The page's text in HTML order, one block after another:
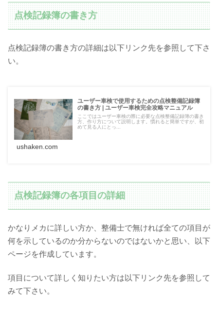
点検記録簿の書き方
点検記録簿の書き方の詳細は以下リンク先を参照して下さ
い。
ユーザー車検で使用するための点検整備記録簿
の書き方 | ユーザー車検完全攻略マニュアル
ここではユーザー車検の際に必要な点検整備記録簿の書き
方、作り方について説明します。慣れると簡単ですが、初
めて見る人にとっ...
ushaken.com
点検記録簿の各項目の詳細
かなりメカに詳しい方か、整備士で無ければ全ての項目が
何を示しているのか分からないのではないかと思い、以下
ページを作成しています。
項目について詳しく知りたい方は以下リンク先を参照して
みて下さい。